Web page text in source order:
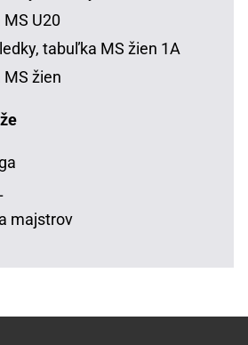
U20
tabuľka MS žien 1A
MS žien
majstrov